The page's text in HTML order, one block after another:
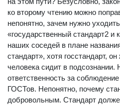
ко второму чтению можно
непонятно, зачем нужно
«государственный стандарт2 и
наших соседей в плане
стандарт», хотя госстандарт,
человека сидит в подсознании.
ответственность за
ГОСТов. Непонятно, почему
добровольным. Стандарт